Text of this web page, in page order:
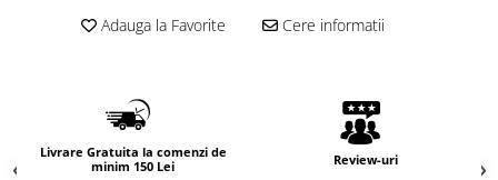
Adauga la Favorite Cere informatii
Livrare Gratuita la comenzi de
minim 150 Lei
Review-uri